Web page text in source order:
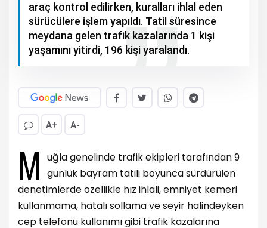
araç kontrol edilirken, kuralları ihlal eden
sürücülere işlem yapıldı. Tatil süresince
meydana gelen trafik kazalarında 1 kişi
yaşamını yitirdi, 196 kişi yaralandı.
A+ A-
M
uğla genelinde trafik ekipleri tarafından 9
günlük bayram tatili boyunca sürdürülen
denetimlerde özellikle hız ihlali, emniyet kemeri
kullanmama, hatalı sollama ve seyir halindeyken
cep telefonu kullanımı gibi trafik kazalarına